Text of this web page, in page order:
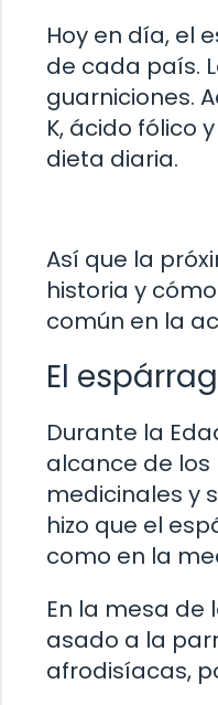
Hoy en día, el
de cada país.
guarniciones.
K, ácido fólico
dieta diaria.
Así que la
historia y
común en la
El
Durante la
alcance de los
medicinales y
hizo que el
como en la
En la mesa de
asado a la
afrodisíacas,